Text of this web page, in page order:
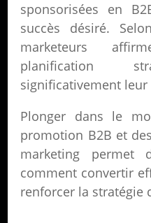
sponsorisées en
succès désiré.
marketeurs
planification
significativement leur
Plonger dans le
promotion B2B et
marketing permet
comment convertir
renforcer la stratégie